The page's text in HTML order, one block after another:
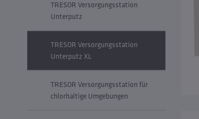
TRESOR Versorgungsstation
Unterputz
TRESOR Versorgungsstation
Unterputz XL
TRESOR Versorgungsstation für
chlorhaltige Umgebungen